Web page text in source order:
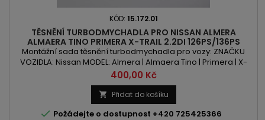
KÓD: 15.172.01
TĚSNĚNÍ TURBODMYCHADLA PRO NISSAN ALMERA
ALMAERA TINO PRIMERA X-TRAIL 2.2DI 126PS/136PS
Montážní sada těsnění turbodmychadla pro vozy: ZNAČKU
VOZIDLA: Nissan MODEL: Almera | Almaera Tino | Primera | X-
Trail KÓD MOTORU: YD1 | YD22ED OBSAH: 2184ccm 2.2DiVÝKON:
126PS/92kW | 136PS/100kW
Cena
400,00 Kč
 Přidat do košíku
 Požádejte o dostupnost +420 725425366